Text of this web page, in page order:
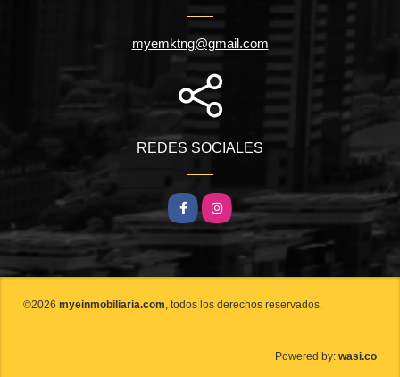
myemktng@gmail.com
REDES SOCIALES
FacebookInstagram
©2026 myeinmobiliaria.com, todos los derechos reservados.
Powered by: wasi.co